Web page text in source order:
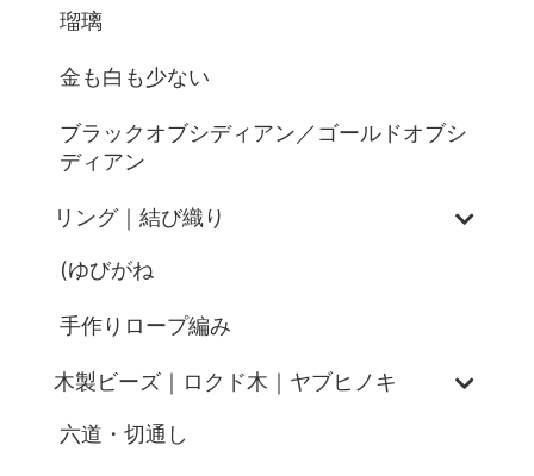
瑠璃
金も白も少ない
ブラックオブシディアン／ゴールドオブシ
ディアン
リング｜結び織り
(ゆびがね
手作りロープ編み
木製ビーズ｜ロクド木｜ヤブヒノキ
六道・切通し